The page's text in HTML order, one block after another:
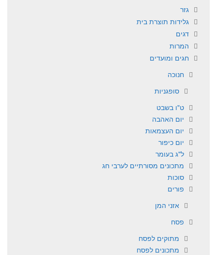
גזר
גלידות תוצרת בית
דגים
המרות
חגים ומועדים
חנוכה
סופגניות
ט"ו בשבט
יום האהבה
יום העצמאות
יום כיפור
ל"ג בעומר
מתכונים מסורתיים לערבי חג
סוכות
פורים
אזני המן
פסח
מתוקים לפסח
מתכונים לפסח